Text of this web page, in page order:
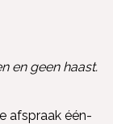
en geen haast.
afspraak één-